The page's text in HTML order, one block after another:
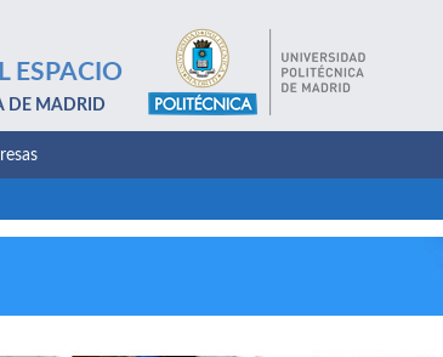
ESPACIO
DE MADRID